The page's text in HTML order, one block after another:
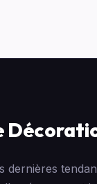
dernières